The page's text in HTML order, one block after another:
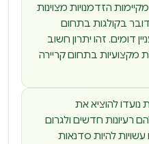
הזדמנויות מצוינות
בקולגות בתחום
דומים. זהו יתרון חשוב
בתחום קריירה
להוציא את
רעיונות חדשים ולגרום
להיות סדנאות